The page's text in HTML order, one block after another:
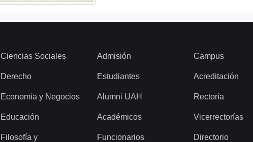
Ciencias Sociales
Derecho
Economía y Negocios
Educación
Filosofía y
Admisión
Estudiantes
Alumni UAH
Académicos
Funcionarios
Campus
Acreditación
Rectoría
Vicerrectorías
Directorio